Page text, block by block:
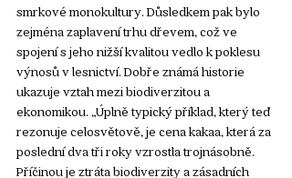
smrkové monokultury. Důsledkem pak bylo
zejména zaplavení trhu dřevem, což ve
spojení s jeho nižší kvalitou vedlo k poklesu
výnosů v lesnictví. Dobře známá historie
ukazuje vztah mezi biodiverzitou a
ekonomikou. „Úplně typický příklad, který teď
rezonuje celosvětově, je cena kakaa, která za
poslední dva tři roky vzrostla trojnásobně.
Příčinou je ztráta biodiverzity a zásadních